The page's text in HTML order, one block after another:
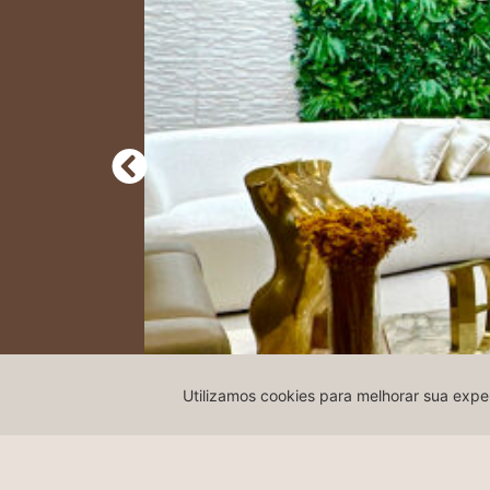
Utilizamos cookies para melhorar sua